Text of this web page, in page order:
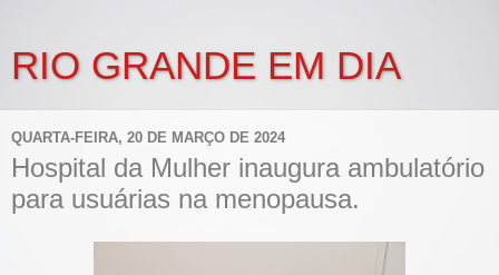
RIO GRANDE EM DIA
QUARTA-FEIRA, 20 DE MARÇO DE 2024
Hospital da Mulher inaugura ambulatório
para usuárias na menopausa.